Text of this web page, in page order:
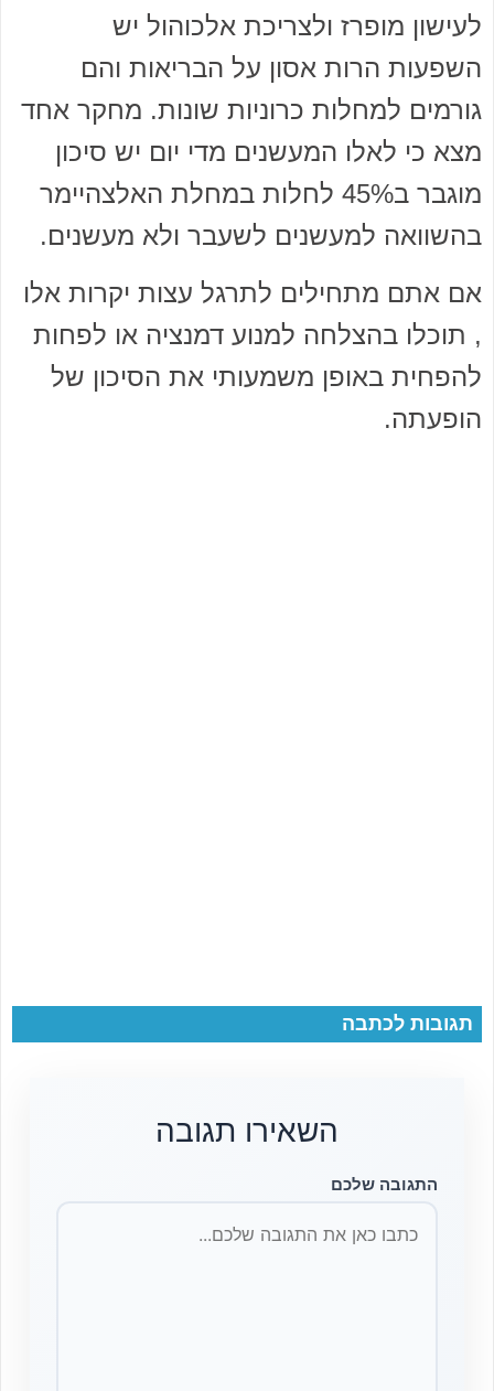
לעישון מופרז ולצריכת אלכוהול יש
השפעות הרות אסון על הבריאות והם
גורמים למחלות כרוניות שונות. מחקר אחד
מצא כי לאלו המעשנים מדי יום יש סיכון
מוגבר ב45% לחלות במחלת האלצהיימר
בהשוואה למעשנים לשעבר ולא מעשנים.
אם אתם מתחילים לתרגל עצות יקרות אלו
, תוכלו בהצלחה למנוע דמנציה או לפחות
להפחית באופן משמעותי את הסיכון של
הופעתה.
תגובות לכתבה
השאירו תגובה
התגובה שלכם